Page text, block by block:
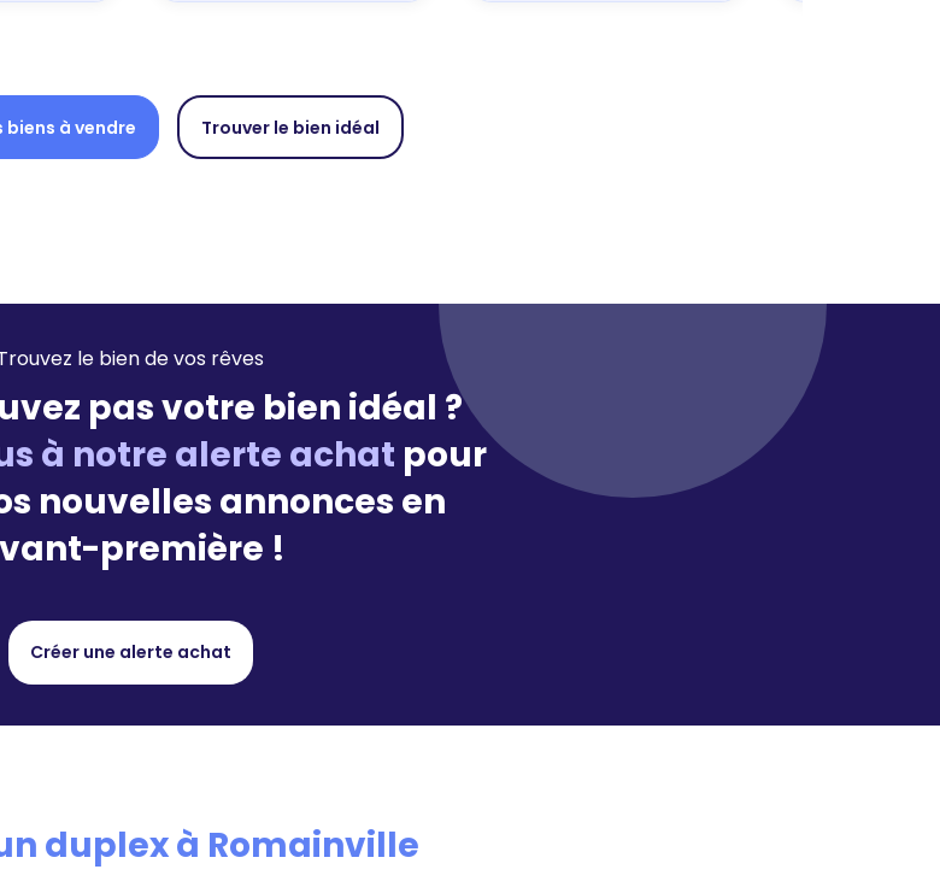
biens à vendre Trouver le bien idéal
le bien de vos rêves
pas votre bien idéal ?
à notre alerte achat pour
nouvelles annonces en
première !
Créer une alerte achat
duplex à Romainville